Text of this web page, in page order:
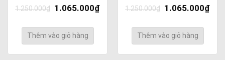
1.250.000₫ 1.065.000₫
Thêm vào giỏ hàng
1.250.000₫ 1.065.000₫
Thêm vào giỏ hàng